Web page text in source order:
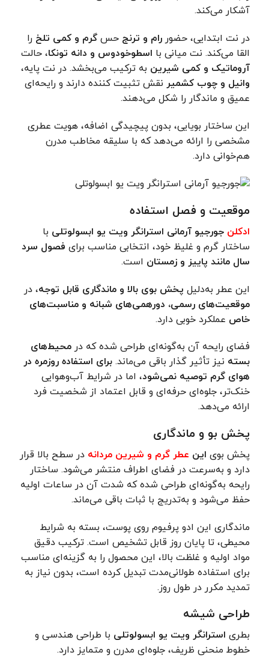
آشکار می‌کند.
در نت ابتدایی، حضور رام و ترنج حس گرم و کمی تلخ را
القا می‌کند. نت میانی با اسطوخودوس و دانه تونکا، حالت
آروماتیک و کمی شیرین به ترکیب می‌بخشد. در نت پایه،
وانیل و چوب کشمیر نقش تثبیت کننده دارند و رایحه‌ای
عمیق و ماندگار را شکل می‌دهند.
این ساختار بویایی، بدون پیچیدگی اضافه، هویت عطری
مشخصی را ارائه می‌دهد که با سلیقه مخاطب مدرن
هم‌خوانی دارد.
موقعیت و فصل استفاده
ادکلن جورجیو آرمانی استرانگر ویت یو ابسولوتلی با
ساختار گرم و غلیظ خود، انتخابی مناسب برای فصول سرد
سال مانند پاییز و زمستان است.
این عطر به‌دلیل پخش بوی بالا و ماندگاری قابل توجه، در
موقعیت‌های رسمی، دورهمی‌های شبانه و مناسبت‌های
خاص عملکرد خوبی دارد.
فضای رایحه آن به‌گونه‌ای طراحی شده که در محیط‌های
بسته نیز تأثیر گذار باقی می‌ماند. برای استفاده روزمره در
هوای گرم توصیه نمی‌شود، اما در شرایط آب‌وهوایی
خنک‌تر، جلوه‌ای حرفه‌ای و قابل اعتماد از شخصیت فرد
ارائه می‌دهد.
پخش بو و ماندگاری
پخش بوی این عطر گرم و شیرین مردانه در سطح بالا قرار
دارد و به‌سرعت در فضای اطراف منتشر می‌شود. ساختار
رایحه به‌گونه‌ای طراحی شده که شدت آن در ساعات اولیه
حفظ می‌شود و به‌تدریج با ثبات باقی می‌ماند.
ماندگاری این ادو پرفیوم روی پوست، بسته به شرایط
محیطی، تا پایان روز قابل تشخیص است. ترکیب دقیق
مواد اولیه و غلظت بالا، این محصول را به گزینه‌ای مناسب
برای استفاده طولانی‌مدت تبدیل کرده است، بدون نیاز به
تمدید مکرر در طول روز.
طراحی شیشه
بطری استرانگر ویت یو ابسولوتلی با طراحی هندسی و
خطوط منحنی ظریف، جلوه‌ای مدرن و متمایز دارد.